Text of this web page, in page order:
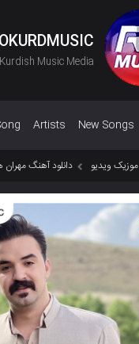
Music Media
New Songs
Artists
موزیک ویدیو دانلود آهنگ